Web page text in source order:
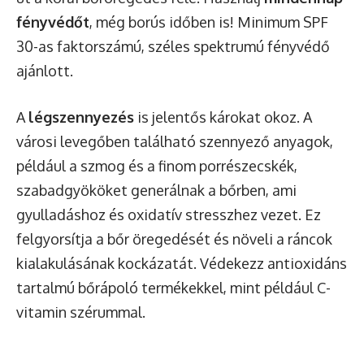
fényvédőt, még borús időben is! Minimum SPF
30-as faktorszámú, széles spektrumú fényvédő
ajánlott.
A légszennyezés is jelentős károkat okoz. A
városi levegőben található szennyező anyagok,
például a szmog és a finom porrészecskék,
szabadgyököket generálnak a bőrben, ami
gyulladáshoz és oxidatív stresszhez vezet. Ez
felgyorsítja a bőr öregedését és növeli a ráncok
kialakulásának kockázatát. Védekezz antioxidáns
tartalmú bőrápoló termékekkel, mint például C-
vitamin szérummal.